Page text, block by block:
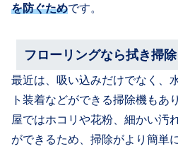
を防ぐためです。
フローリングなら拭き掃
最近は、吸い込みだけでなく、
ト装着などができる掃除機もあ
屋ではホコリや花粉、細かい汚
ができるため、掃除がより簡単